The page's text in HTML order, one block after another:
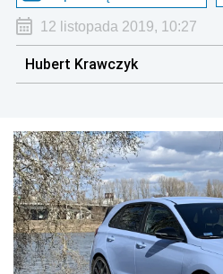
12 listopada 2019, 10:27
Hubert Krawczyk